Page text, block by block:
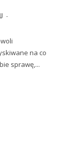
-
na co
sprawę,...